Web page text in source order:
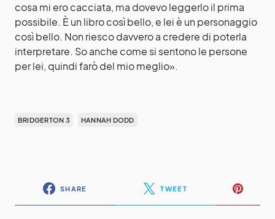
cosa mi ero cacciata, ma dovevo leggerlo il prima
possibile. È un libro così bello, e lei è un personaggio
così bello. Non riesco davvero a credere di poterla
interpretare. So anche come si sentono le persone
per lei, quindi farò del mio meglio».
BRIDGERTON 3 HANNAH DODD
SHARE TWEET